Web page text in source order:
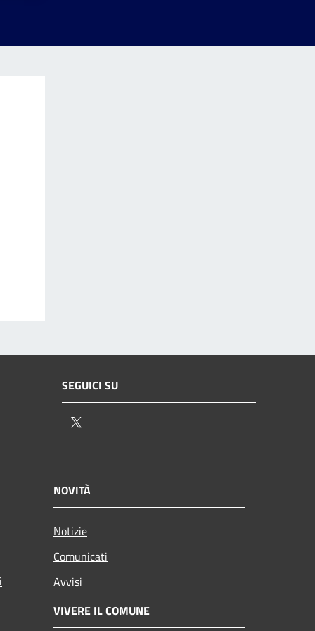
SEGUICI SU
NOVITÀ
Notizie
Comunicati
Avvisi
VIVERE IL COMUNE